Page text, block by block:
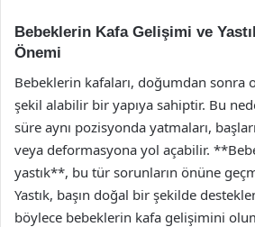
Bebeklerin Kafa Gelişimi ve
Önemi
Bebeklerin kafaları, doğumdan sonra
şekil alabilir bir yapıya sahiptir. Bu
süre aynı pozisyonda yatmaları,
veya deformasyona yol açabilir.
yastık**, bu tür sorunların önüne
Yastık, başın doğal bir şekilde
böylece bebeklerin kafa gelişimini